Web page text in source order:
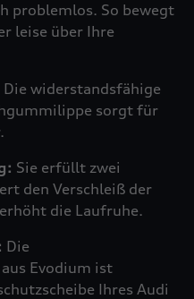
problemlos. So bewegt
leise über Ihre
Die widerstandsfähige
sorgt für
Sie erfüllt zwei
den Verschleiß der
die Laufruhe.
Die
Evodium ist
Ihres Audi